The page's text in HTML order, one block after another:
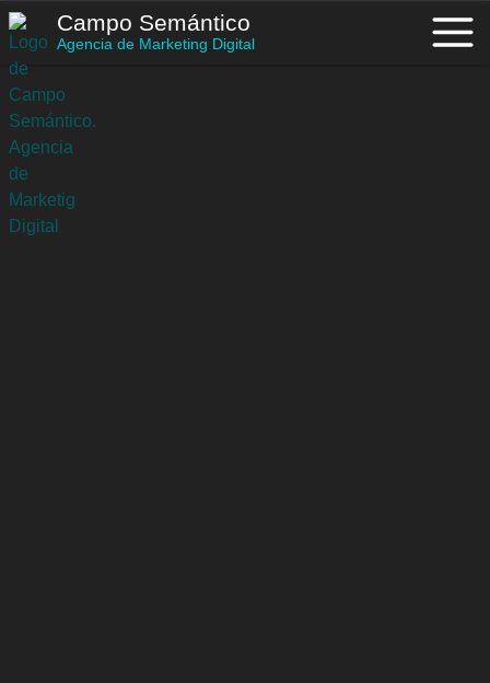
Saltar
al
contenido
Campo Semántico
Agencia de Marketing Digital